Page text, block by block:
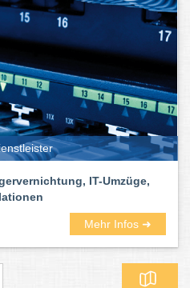
IT-Umzüge,
Mehr Infos ➜